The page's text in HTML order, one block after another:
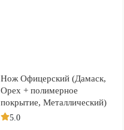
Нож Офицерский (Дамаск,
Орех + полимерное
покрытие, Металлический)
5.0